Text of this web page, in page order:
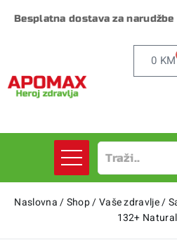
Besplatna dostava za narudžbe
0 KM
Naslovna/Shop/Vaše zdravlje/
132+